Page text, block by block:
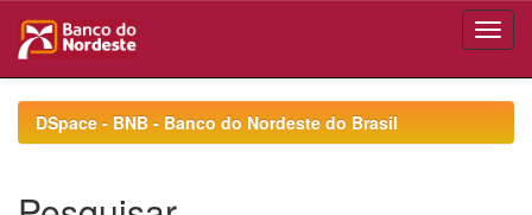
navigationDSpace - BNB - Banco do Nordeste do Brasil